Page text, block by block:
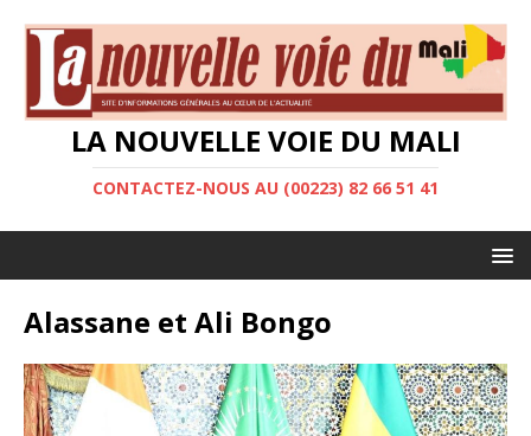
LA NOUVELLE VOIE DU MALI
CONTACTEZ-NOUS AU (00223) 82 66 51 41
Alassane et Ali Bongo